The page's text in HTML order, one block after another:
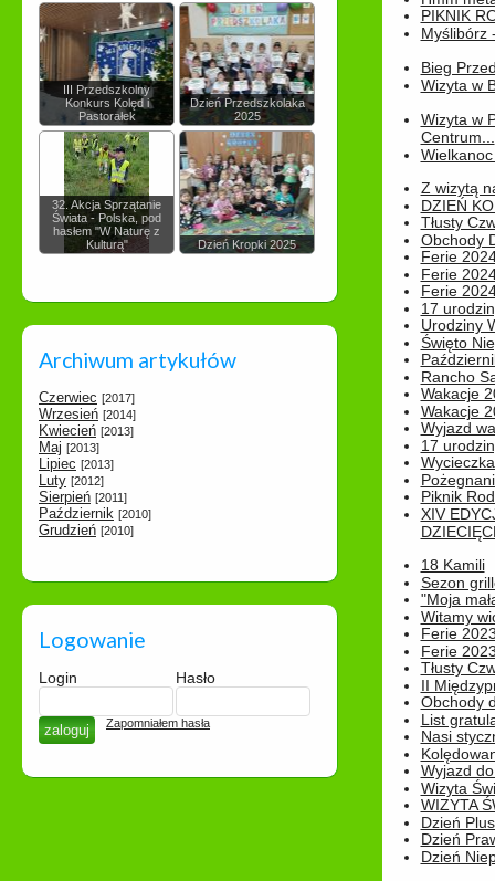
III Przedszkolny
Konkurs Kolęd i
Pastorałek
Dzień Przedszkolaka
2025
32. Akcja Sprzątanie
Świata - Polska, pod
hasłem "W Naturę z
Kulturą"
Dzień Kropki 2025
Archiwum artykułów
Czerwiec [2017]
Wrzesień [2014]
Kwiecień [2013]
Maj [2013]
Lipiec [2013]
Luty [2012]
Sierpień [2011]
Październik [2010]
Grudzień [2010]
Logowanie
Login Hasło
Zapomniałem hasła
PIKNIK
Myślibórz
Bieg
Wizyta w
Wizyta w
Centrum...
Z wizytą
DZIEŃ
Tłusty
Obchody
Ferie
Ferie
Ferie
17
Urodziny
Święto
Rancho
Wakacje
Wakacje
Wyjazd
17
Piknik
XIV
18 Kamili
Sezon
"Moja
Witamy
Ferie
Ferie
Tłusty
II
Obchody
List
Nasi
Wyjazd
Wizyta
WIZYTA
Dzień
Dzień
Dzień